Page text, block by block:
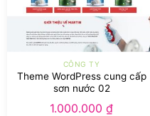
CÔNG TY
Theme WordPress cung cấp
sơn nước 02
1.000.000 ₫